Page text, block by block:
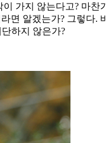
가지 않는다고? 마
알겠는가? 그렇다.
하지 않은가?